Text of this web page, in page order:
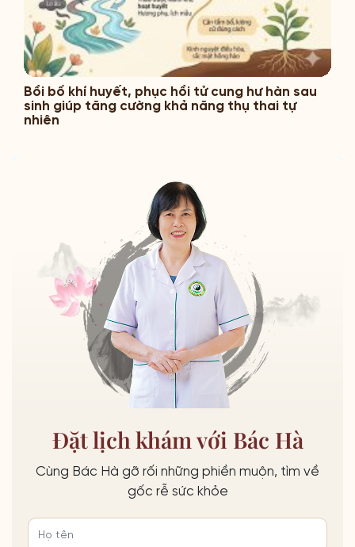
Bồi bổ khí huyết, phục hồi tử cung hư hàn sau
sinh giúp tăng cường khả năng thụ thai tự
nhiên
Đặt lịch khám với Bác Hà
Cùng Bác Hà gỡ rối những phiền muộn, tìm về
gốc rễ sức khỏe